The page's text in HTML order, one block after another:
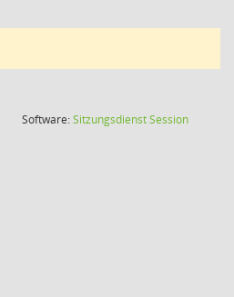
Software:SitzungsdienstSession(Wird in